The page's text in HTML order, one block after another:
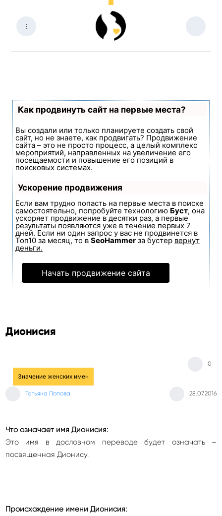
Как продвинуть сайт на первые места?
Вы создали или только планируете создать свой
сайт, но не знаете, как продвигать? Продвижение
сайта – это не просто процесс, а целый комплекс
мероприятий, направленных на увеличение его
посещаемости и повышение его позиций в
поисковых системах.
Ускорение продвижения
Если вам трудно попасть на первые места в поиске
самостоятельно, попробуйте технологию Буст, она
ускоряет продвижение в десятки раз, а первые
результаты появляются уже в течение первых 7
дней. Если ни один запрос у вас не продвинется в
Топ10 за месяц, то в SeoHammer за бустер вернут
деньги.
Начать продвижение сайта
Дионисия
Значение женских имен
Татьяна Попова 28.07.2016
0
Что означает имя Дионисия:
Это имя в дословном переводе будет означать –
посвященная Дионису.
Происхождение имени Дионисия: